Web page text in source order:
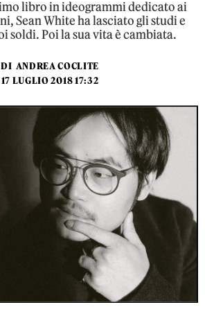
libro in ideogrammi dedicato ai
Sean White ha lasciato gli studi e
soldi. Poi la sua vita è cambiata.
DI ANDREA COCLITE
17 LUGLIO 2018 17:32